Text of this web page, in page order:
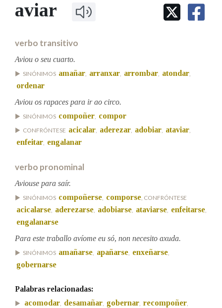
IDENTIDADE CORPORATIVA
MARCIAL DEL ADALID
FIGURAS HOMENAXEADAS
PORTAL DAS PALABRAS
Facebook
TwitterYoutubeInstagram
Bluesky
BUSCAR NOS LEMAS
Remata por
Nas definicións
Nos exemplos
Na fraseoloxía
OUTRAS OPCIÓNS DE BUSCA
aviar
verbo transitivo
Aviou o seu cuarto.
SINÓNIMOS amañar, arranxar, arrombar, atondar,
ordenar
Aviou os rapaces para ir ao circo.
SINÓNIMOS compoñer, compor
CONFRÓNTESE acicalar, aderezar, adobiar, ataviar,
enfeitar, engalanar
verbo pronominal
Aviouse para saír.
SINÓNIMOS compoñerse, comporse, CONFRÓNTESE
acicalarse, aderezarse, adobiarse, ataviarse, enfeitarse,
engalanarse
Para este traballo avíome eu só, non necesito axuda.
SINÓNIMOS amañarse, apañarse, enxeñarse,
gobernarse
Palabras relacionadas:
acomodar, desamañar, gobernar, recompoñer,